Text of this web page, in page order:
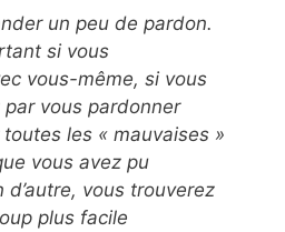
un peu de pardon.
si vous
vous-même, si vous
vous pardonner
les « mauvaises »
vous avez pu
d’autre, vous trouverez
plus facile